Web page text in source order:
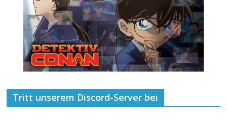
Tritt unserem Discord-Server bei